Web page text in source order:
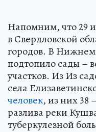
Напомним, что 29
в Свердловской
городов. В Нижнем
подтопило сады –
участков. Из Из
села
человек, из них 38
разлива реки
туберкулезной